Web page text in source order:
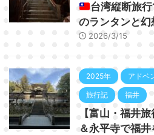
台湾縦断旅
のランタンと
2026/3/15
2025年 アドベ
旅行記 福井
【富山・福井
＆永平寺で福